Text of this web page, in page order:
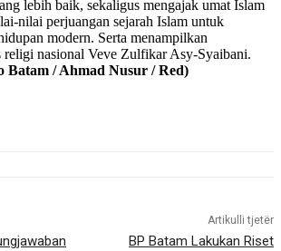
lebih baik, sekaligus mengajak umat Islam
nilai perjuangan sejarah Islam untuk
modern. Serta menampilkan
religi nasional Veve Zulfikar Asy-Syaibani.
Batam / Ahmad Nusur / Red)
Artikulli tjetër
BP Batam Lakukan Riset